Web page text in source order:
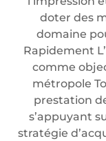
doter des
domaine
Rapidement
comme
métropole
prestation
s’appuyant
stratégie